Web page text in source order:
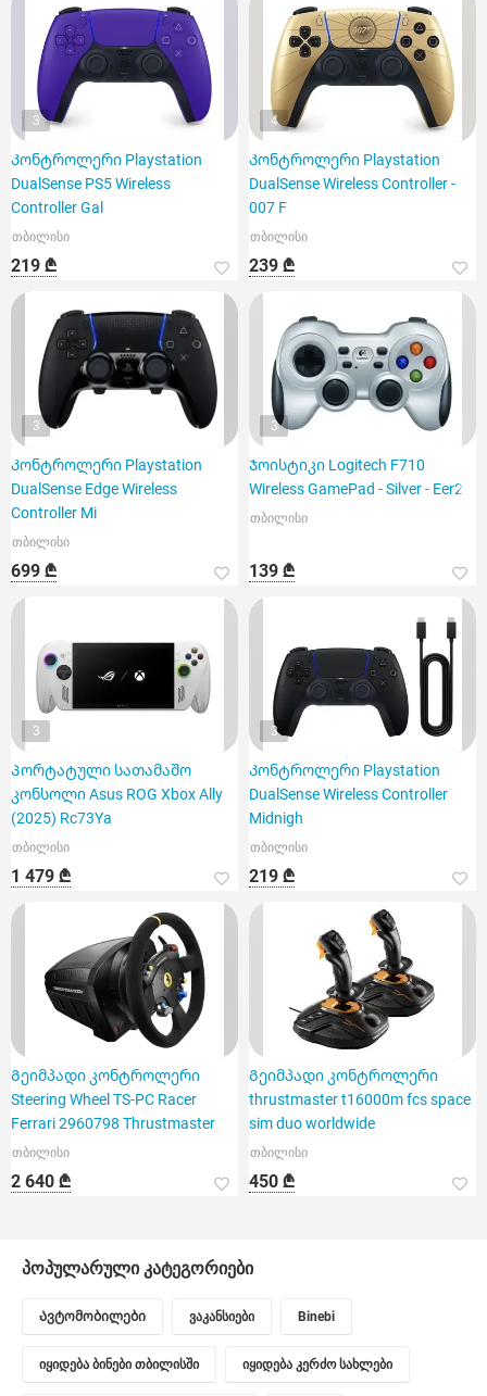
3
Კონტროლერი Playstation
DualSense PS5 Wireless
Controller Gal
თბილისი
219 ₾
4
Კონტროლერი Playstation
DualSense Wireless Controller -
007 F
თბილისი
239 ₾
3
Კონტროლერი Playstation
DualSense Edge Wireless
Controller Mi
თბილისი
699 ₾
3
Ჯოისტიკი Logitech F710
Wireless GamePad - Silver - Eer2
თბილისი
139 ₾
3
Პორტატული სათამაშო
კონსოლი Asus ROG Xbox Ally
(2025) Rc73Ya
თბილისი
1 479 ₾
3
Კონტროლერი Playstation
DualSense Wireless Controller
Midnigh
თბილისი
219 ₾
Გეიმპადი კონტროლერი
Steering Wheel TS-PC Racer
Ferrari 2960798 Thrustmaster
თბილისი
2 640 ₾
Გეიმპადი კონტროლერი
thrustmaster t16000m fcs space
sim duo worldwide
თბილისი
450 ₾
პოპულარული კატეგორიები
Ავტომობილები ვაკანსიები Binebi
იყიდება ბინები თბილისში იყიდება კერძო სახლები